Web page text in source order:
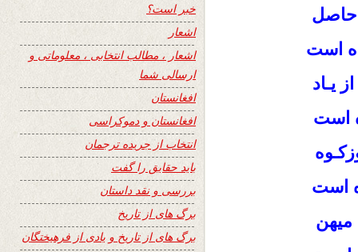
حاصل
است
یـاد
است
است
میهن
خبر است؟
اشعار
اشعار ، مطالب انتخابی ، معلوماتی و
ارسالی شما
افغانستان
افغانستان و دموکراسی
انتخاب از جریده ترجمان
باید حقایق را گفت
بررسی و نقد داستان
برگ های از تاریخ
برگ های از تاریخ و یادی از فرهیختگان